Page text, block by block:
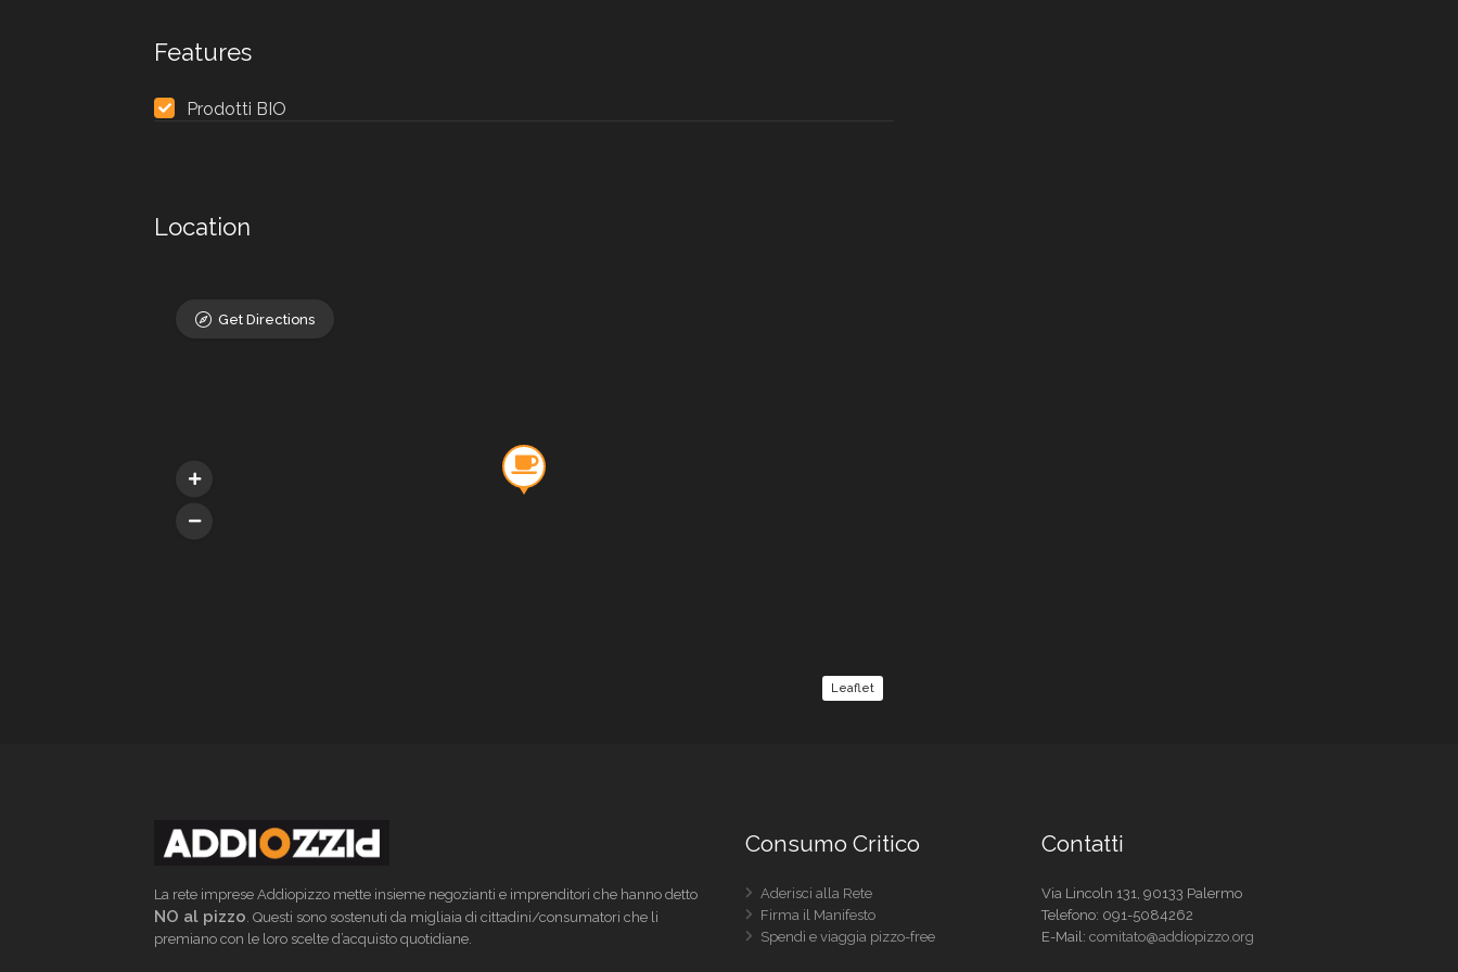
Features
Prodotti BIO
Location
Leaflet
Get Directions
La rete imprese Addiopizzo mette insieme negozianti e imprenditori che hanno detto
NO al pizzo . Questi sono sostenuti da migliaia di cittadini/consumatori che li
premiano con le loro scelte d’acquisto quotidiane.
Consumo Critico
Aderisci alla Rete
Firma il Manifesto
Spendi e viaggia pizzo-free
Contatti
Via Lincoln 131, 90133 Palermo
Telefono: 091-5084262
E-Mail: comitato@addiopizzo.org